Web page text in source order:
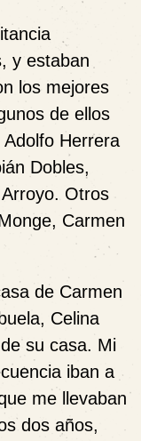
y estaban
los mejores
de ellos
Herrera
Dobles,
Otros
Carmen
de Carmen
Celina
su casa. Mi
iban a
me llevaban
dos años,